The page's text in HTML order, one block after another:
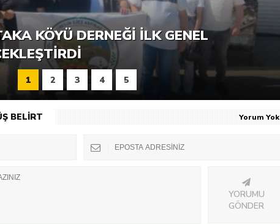
DERNEĞI PIKNIK ŞÖLENI YOĞUN
KÖYÜ DERNEĞI İLK GENEL
1 2 3 4 5
BELİRT Yorum Yok
YORUMU
GÖNDER